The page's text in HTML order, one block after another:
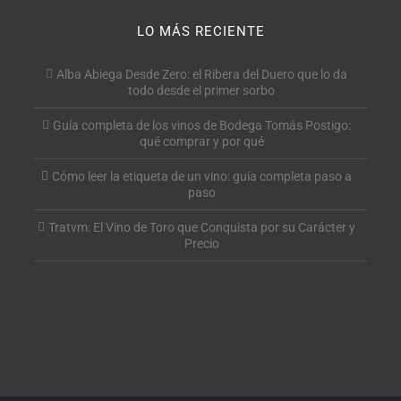
LO MÁS RECIENTE
Alba Abiega Desde Zero: el Ribera del Duero que lo da
todo desde el primer sorbo
Guía completa de los vinos de Bodega Tomás Postigo:
qué comprar y por qué
Cómo leer la etiqueta de un vino: guía completa paso a
paso
Tratvm: El Vino de Toro que Conquista por su Carácter y
Precio